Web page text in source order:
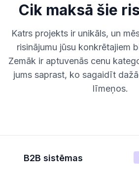
Cik maksā šie
Katrs projekts ir unikāls, un
risinājumu jūsu konkrētajiem
Zemāk ir aptuvenās cenu
jums saprast, ko sagaidīt
līmeņos.
B2B sistēmas